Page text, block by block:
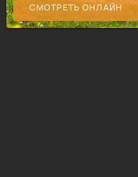
СМОТРЕТЬ ОНЛАЙН